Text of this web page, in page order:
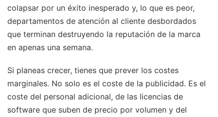
colapsar por un éxito inesperado y, lo que es peor,
departamentos de atención al cliente desbordados
que terminan destruyendo la reputación de la marca
en apenas una semana.
Si planeas crecer, tienes que prever los costes
marginales. No solo es el coste de la publicidad. Es el
coste del personal adicional, de las licencias de
software que suben de precio por volumen y del